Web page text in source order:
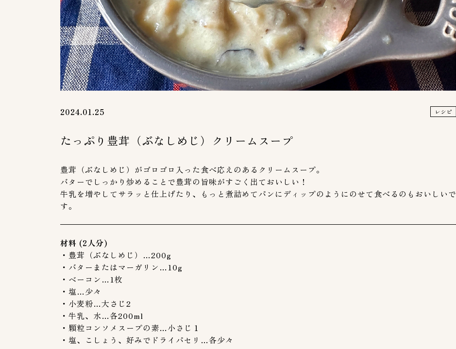
2024.01.25 レシピ
たっぷり豊茸（ぶなしめじ）クリームスープ
豊茸（ぶなしめじ）がゴロゴロ入った食べ応えのあるクリームスープ。
バターでしっかり炒めることで豊茸の旨味がすごく出ておいしい！
牛乳を増やしてサラッと仕上げたり、もっと煮詰めてパンにディップのようにのせて食べるのもおいしいで
す。
材料 (2人分)
・豊茸（ぶなしめじ）…200g
・バターまたはマーガリン…10g
・ベーコン…1枚
・塩…少々
・小麦粉…大さじ2
・牛乳、水…各200ml
・顆粒コンソメスープの素…小さじ１
・塩、こしょう、好みでドライパセリ…各少々